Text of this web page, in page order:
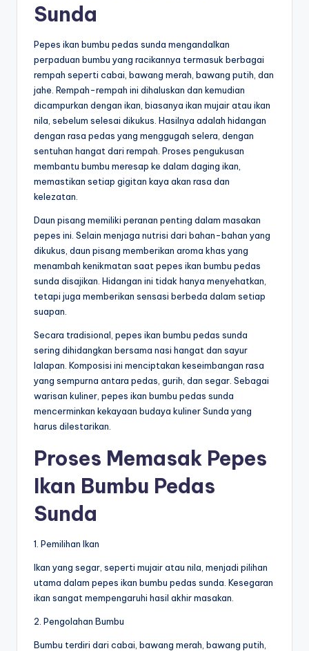
Sunda
Pepes ikan bumbu pedas sunda mengandalkan
perpaduan bumbu yang racikannya termasuk berbagai
rempah seperti cabai, bawang merah, bawang putih, dan
jahe. Rempah-rempah ini dihaluskan dan kemudian
dicampurkan dengan ikan, biasanya ikan mujair atau ikan
nila, sebelum selesai dikukus. Hasilnya adalah hidangan
dengan rasa pedas yang menggugah selera, dengan
sentuhan hangat dari rempah. Proses pengukusan
membantu bumbu meresap ke dalam daging ikan,
memastikan setiap gigitan kaya akan rasa dan
kelezatan.
Daun pisang memiliki peranan penting dalam masakan
pepes ini. Selain menjaga nutrisi dari bahan-bahan yang
dikukus, daun pisang memberikan aroma khas yang
menambah kenikmatan saat pepes ikan bumbu pedas
sunda disajikan. Hidangan ini tidak hanya menyehatkan,
tetapi juga memberikan sensasi berbeda dalam setiap
suapan.
Secara tradisional, pepes ikan bumbu pedas sunda
sering dihidangkan bersama nasi hangat dan sayur
lalapan. Komposisi ini menciptakan keseimbangan rasa
yang sempurna antara pedas, gurih, dan segar. Sebagai
warisan kuliner, pepes ikan bumbu pedas sunda
mencerminkan kekayaan budaya kuliner Sunda yang
harus dilestarikan.
Proses Memasak Pepes
Ikan Bumbu Pedas
Sunda
1. Pemilihan Ikan
Ikan yang segar, seperti mujair atau nila, menjadi pilihan
utama dalam pepes ikan bumbu pedas sunda. Kesegaran
ikan sangat mempengaruhi hasil akhir masakan.
2. Pengolahan Bumbu
Bumbu terdiri dari cabai, bawang merah, bawang putih,